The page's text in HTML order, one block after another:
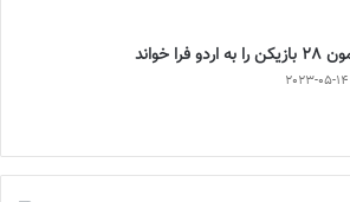
به اردو فرا خواند
2023-05-14